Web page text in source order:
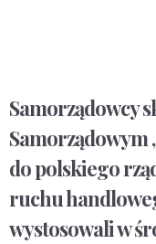
Samorządowcy
Samorządowym
do polskiego
ruchu
wystosowali w